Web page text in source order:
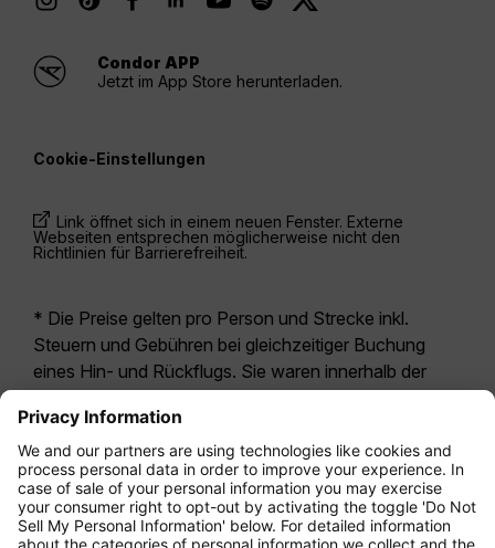
Condor APP
Jetzt im App Store herunterladen.
Cookie-Einstellungen
Link öffnet sich in einem neuen Fenster. Externe
Webseiten entsprechen möglicherweise nicht den
Richtlinien für Barrierefreiheit.
* Die Preise gelten pro Person und Strecke inkl.
Steuern und Gebühren bei gleichzeitiger Buchung
eines Hin- und Rückflugs. Sie waren innerhalb der
möglicherweise nicht mehr aktuell. Bei den für die
Economy Class angegebenen Tarifen handelt es
sich i.d.R. um Economy Zero, unsere restriktivste
Tarifoption. Es können hierfür zusätzliche Gebühren
fürAufgabegepäck oder für andere optionale